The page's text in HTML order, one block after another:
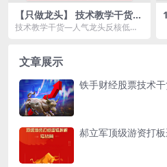
【只做龙头】 技术教学干货—
人气龙头反核低吸的几个要素
技术教学干货—人气龙头反核低吸
文章展示
铁手财经股票技术
郝立军顶级游资打